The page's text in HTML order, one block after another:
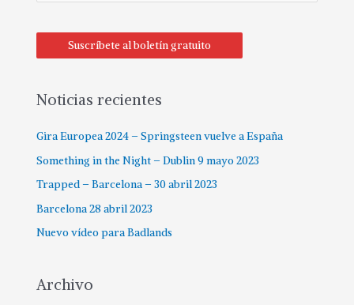
Suscríbete al boletín gratuito
Noticias recientes
Gira Europea 2024 – Springsteen vuelve a España
Something in the Night – Dublin 9 mayo 2023
Trapped – Barcelona – 30 abril 2023
Barcelona 28 abril 2023
Nuevo vídeo para Badlands
Archivo